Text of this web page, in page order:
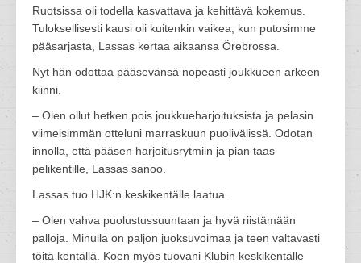
Ruotsissa oli todella kasvattava ja kehittävä kokemus.
Tuloksellisesti kausi oli kuitenkin vaikea, kun putosimme
pääsarjasta, Lassas kertaa aikaansa Örebrossa.
Nyt hän odottaa pääsevänsä nopeasti joukkueen arkeen
kiinni.
– Olen ollut hetken pois joukkueharjoituksista ja pelasin
viimeisimmän otteluni marraskuun puolivälissä. Odotan
innolla, että pääsen harjoitusrytmiin ja pian taas
pelikentille, Lassas sanoo.
Lassas tuo HJK:n keskikentälle laatua.
– Olen vahva puolustussuuntaan ja hyvä riistämään
palloja. Minulla on paljon juoksuvoimaa ja teen valtavasti
töitä kentällä. Koen myös tuovani Klubin keskikentälle